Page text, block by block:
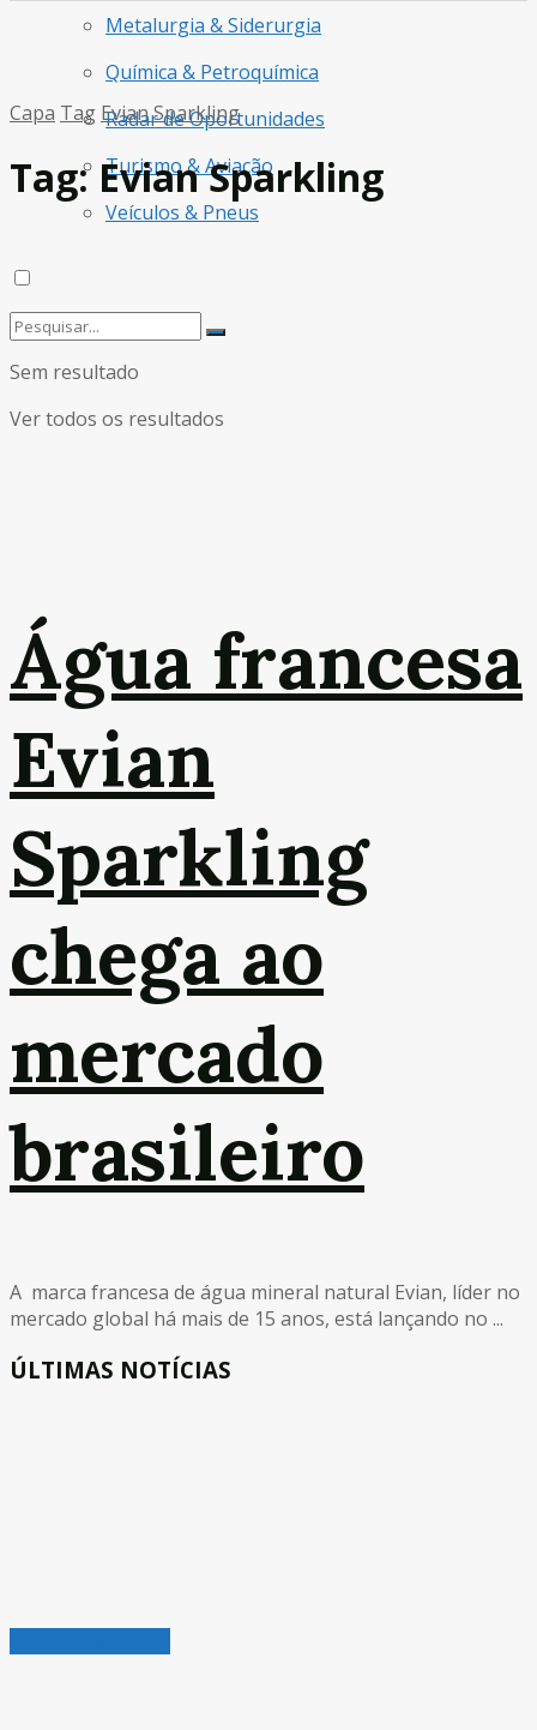
Metalurgia & Siderurgia
Química & Petroquímica
Radar de Oportunidades
Turismo & Aviação
Veículos & Pneus
Sem resultado
Ver todos os resultados
Capa Tag Evian Sparkling
Tag:Evian Sparkling
Água francesa
Evian
Sparkling
chega ao
mercado
brasileiro
A marca francesa de água mineral natural Evian, líder no
mercado global há mais de 15 anos, está lançando no ...
ÚLTIMAS NOTÍCIAS